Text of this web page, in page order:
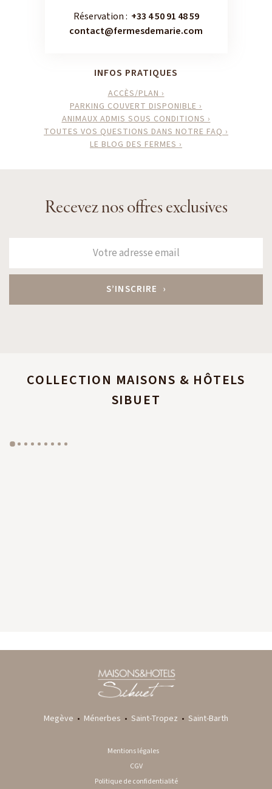
Recevez nos offres exclusives
Réservation : +33 4 50 91 48 59
contact@fermesdemarie.com
INFOS PRATIQUES
ACCÈS/PLAN ›
PARKING COUVERT DISPONIBLE ›
ANIMAUX ADMIS SOUS CONDITIONS ›
TOUTES VOS QUESTIONS DANS NOTRE FAQ ›
LE BLOG DES FERMES ›
COLLECTION MAISONS & HÔTELS
SIBUET
Megève • Ménerbes • Saint-Tropez • Saint-Barth
Mentions légales
CGV
Politique de confidentialité